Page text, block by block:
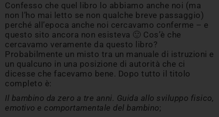
Confesso che quel libro lo abbiamo anche noi (ma
non l’ho mai letto se non qualche breve passaggio)
perché all’epoca anche noi cercavamo conferme – e
questo sito ancora non esisteva 🙂 Cos’è che
cercavamo veramente da questo libro?
Probabilmente un misto tra un manuale di istruzioni e
un qualcuno in una posizione di autorità che ci
dicesse che facevamo bene. Dopo tutto il titolo
completo è:
Il bambino da zero a tre anni. Guida allo sviluppo fisico,
emotivo e comportamentale del bambino;